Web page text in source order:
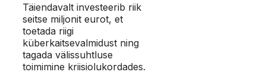
Täiendavalt investeerib riik
seitse miljonit eurot, et
toetada riigi
küberkaitsevalmidust ning
tagada välissuhtluse
toimimine kriisiolukordades.